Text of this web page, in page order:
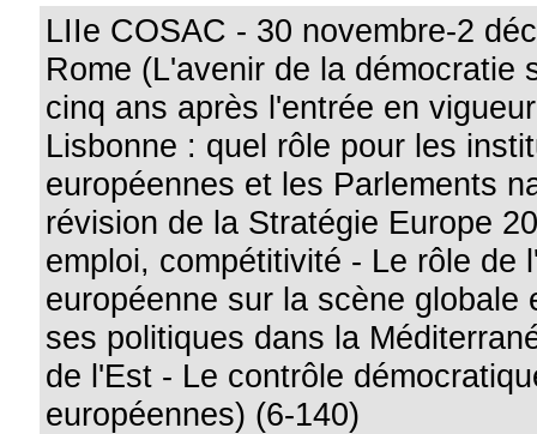
LIIe COSAC - 30 novembre-2
Rome (L'avenir de la démocratie
cinq ans après l'entrée en
Lisbonne : quel rôle pour les
européennes et les Parlements
révision de la Stratégie Europe
emploi, compétitivité - Le rôle de
européenne sur la scène globale
ses politiques dans la
de l'Est - Le contrôle
européennes) (6-140)